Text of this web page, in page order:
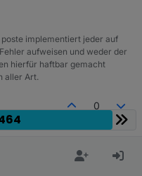
implementiert jeder auf
aufweisen und weder der
hierfür haftbar gemacht
aller Art.
0
deswegen erkennt der
Wenn Du den nicht benutzt